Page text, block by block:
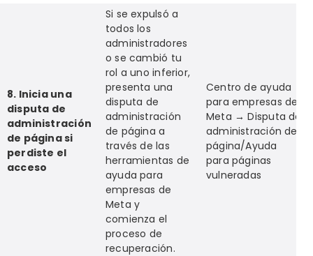
8. Inicia una
disputa de
administración
de página si
perdiste el
acceso
Si se expulsó a
todos los
administradores
o se cambió tu
rol a uno inferior,
presenta una
disputa de
administración
de página a
través de las
herramientas de
ayuda para
empresas de
Meta y
comienza el
proceso de
recuperación.
Centro de ayuda
para empresas de
Meta → Disputa de
administración de
página/Ayuda
para páginas
vulneradas